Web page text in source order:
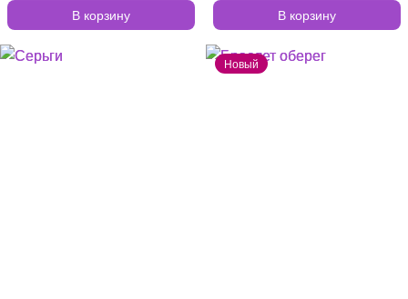
В корзину В корзину